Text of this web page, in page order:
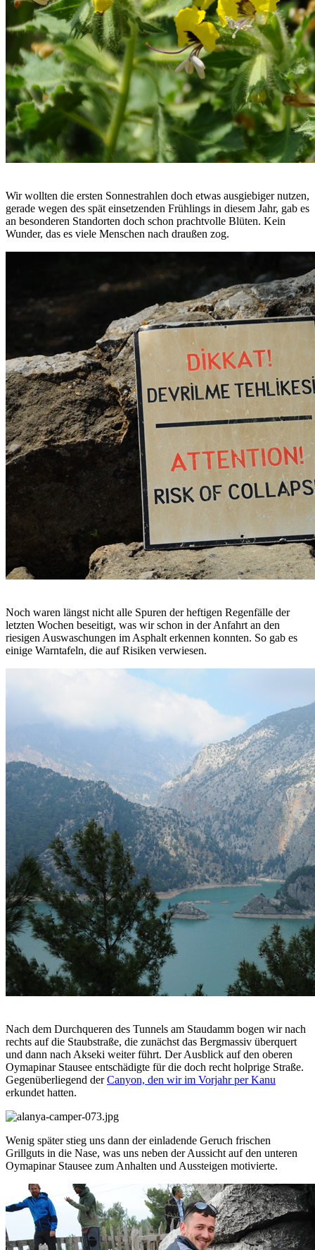
Wir wollten die ersten Sonnestrahlen doch etwas ausgiebiger nutzen,
gerade wegen des spät einsetzenden Frühlings in diesem Jahr, gab es
an besonderen Standorten doch schon prachtvolle Blüten. Kein
Wunder, das es viele Menschen nach draußen zog.
Noch waren längst nicht alle Spuren der heftigen Regenfälle der
letzten Wochen beseitigt, was wir schon in der Anfahrt an den
riesigen Auswaschungen im Asphalt erkennen konnten. So gab es
einige Warntafeln, die auf Risiken verwiesen.
Nach dem Durchqueren des Tunnels am Staudamm bogen wir nach
rechts auf die Staubstraße, die zunächst das Bergmassiv überquert
und dann nach Akseki weiter führt. Der Ausblick auf den oberen
Oymapinar Stausee entschädigte für die doch recht holprige Straße.
Gegenüberliegend derCanyon, den wir im Vorjahr per Kanu
erkundet hatten.
Wenig später stieg uns dann der einladende Geruch frischen
Grillguts in die Nase, was uns neben der Aussicht auf den unteren
Oymapinar Stausee zum Anhalten und Aussteigen motivierte.